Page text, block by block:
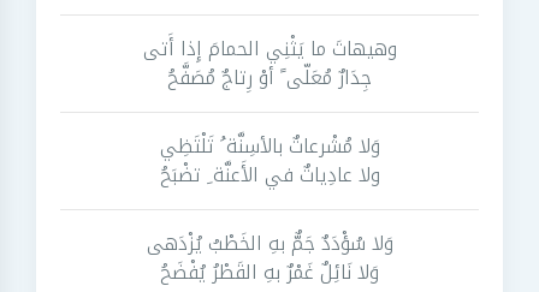
وهيهاتَ ما يَثْنِي الحمامَ إِذا أَتى
جِدَارٌ مُعَلّى ً أوْ رِتاجٌ مُصَفَّحُ
وَلا مُشْرعاتٌ بالأسِنَّة ُ تَلْتَظِي
ولا عادِياتٌ في الأَعنَّة ِ تضْبَحُ
وَلا سُؤْدَدٌ جَمٌّ بهِ الخَطْبُ يُزْدَهى
وَلا نَائِلٌ غَمْرٌ بهِ القَطْرُ يُفْضَحُ